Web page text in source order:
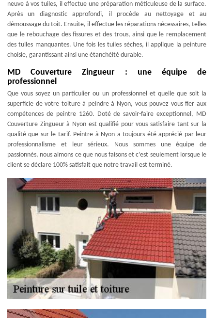
neuve à vos tuiles, il effectue une préparation méticuleuse de la surface.
Après un diagnostic approfondi, il procède au nettoyage et au
démoussage du toit. Ensuite, il effectue les réparations nécessaires, telles
que le rebouchage des fissures et des trous, ainsi que le remplacement
des tuiles manquantes. Une fois les tuiles sèches, il applique la peinture
choisie, garantissant ainsi une étanchéité durable.
MD Couverture Zingueur : une équipe de
professionnel
Que vous soyez un particulier ou un professionnel et quelle que soit la
superficie de votre toiture à peindre à Nyon, vous pouvez vous fier aux
compétences de peintre 1260. Doté de savoir-faire exceptionnel, MD
Couverture Zingueur à Nyon est qualifié pour vous satisfaire tant sur la
qualité que sur le tarif. Peintre à Nyon a toujours été apprécié par leur
professionnalisme et leur sérieux. Nous sommes une équipe de
passionnés, nous aimons ce que nous faisons et c’est seulement lorsque le
client se déclare 100% satisfait que notre travail est terminé.